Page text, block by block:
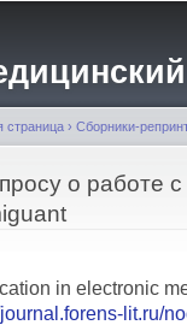
страница › Сборники-
о работе
in electronic
lit.ru/